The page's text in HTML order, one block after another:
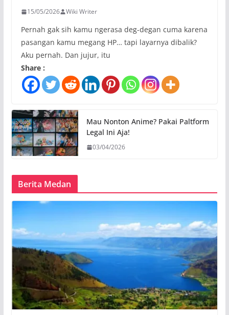
15/05/2026 Wiki Writer
Pernah gak sih kamu ngerasa deg-degan cuma karena
pasangan kamu megang HP… tapi layarnya dibalik?
Aku pernah. Dan jujur, itu
Share :
Mau Nonton Anime? Pakai Paltform
Legal Ini Aja!
03/04/2026
Berita Medan